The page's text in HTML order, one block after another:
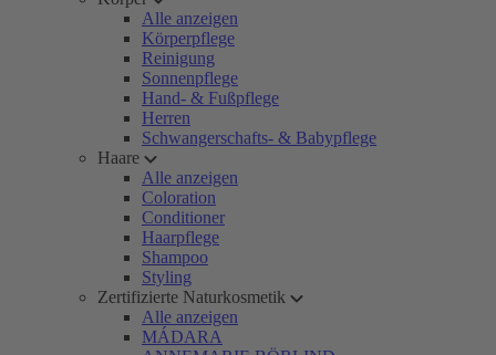
Alle anzeigen
Körperpflege
Reinigung
Sonnenpflege
Hand- & Fußpflege
Herren
Schwangerschafts- & Babypflege
Haare
Alle anzeigen
Coloration
Conditioner
Haarpflege
Shampoo
Styling
Zertifizierte Naturkosmetik
Alle anzeigen
MÁDARA